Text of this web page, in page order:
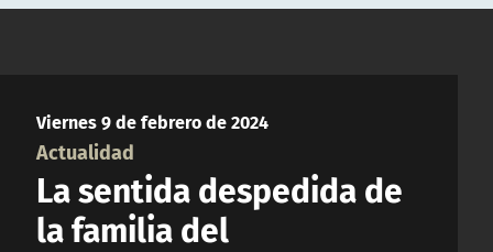
Viernes 9 de febrero de 2024
Actualidad
La sentida despedida de
la familia del